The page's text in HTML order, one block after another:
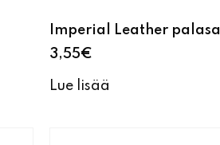
Imperial Leather
3,55€
Lue lisää